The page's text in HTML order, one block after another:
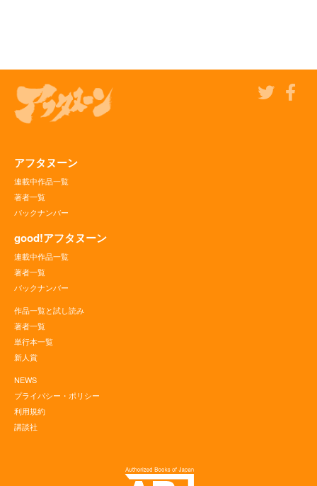
アフタヌーン
連載中作品一覧
著者一覧
バックナンバー
good!アフタヌーン
連載中作品一覧
著者一覧
バックナンバー
作品一覧と試し読み
著者一覧
単行本一覧
新人賞
NEWS
プライバシー・ポリシー
利用規約
講談社